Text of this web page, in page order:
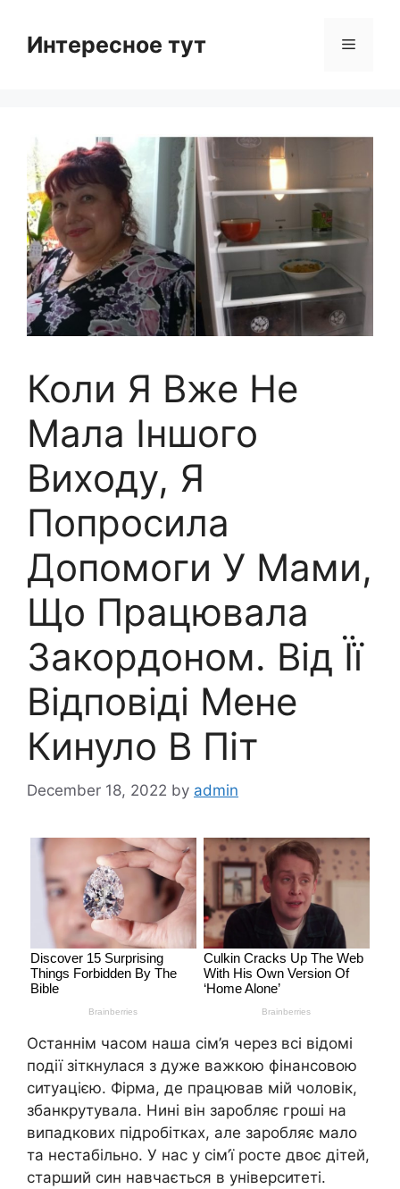
contentИнтересное тут Menu
Коли Я Вже Не
Мала Іншого
Виходу, Я
Попросила
Допомоги У Мами,
Що Працювала
Закордоном. Від Її
Відповіді Мене
Кинуло В Піт
December 18, 2022 by admin
Останнім часом наша сім’я через всі відомі
події зіткнулася з дуже важкою фінансовою
ситуацією. Фірма, де працював мій чоловік,
збанкрутувала. Нині він заробляє гроші на
випадкових підробітках, але заробляє мало
та нестабільно. У нас у сім’ї росте двоє дітей,
старший син навчається в університеті.